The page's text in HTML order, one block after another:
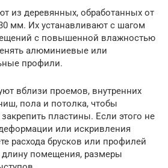
из деревянных, обработанных от
мм. Их устанавливают с шагом
с повышенной влажностью
алюминиевые или
профили.
вблизи проемов, внутренних
пола и потолка, чтобы
пластины. Если этого не
или искривления
расхода брусков или профилей
помещения, размеры